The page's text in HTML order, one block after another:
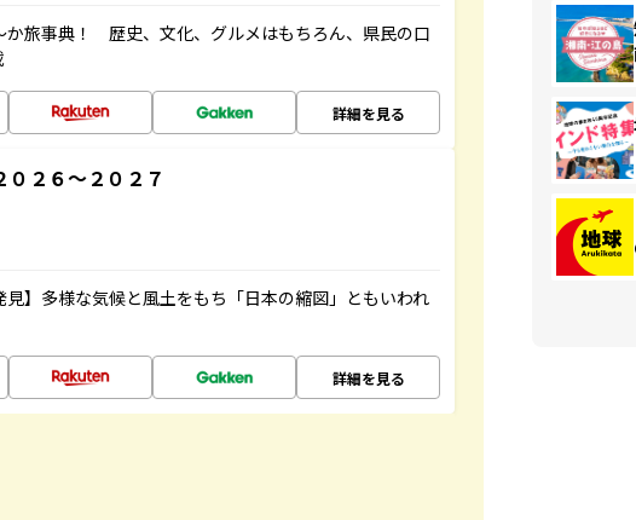
か旅事典！ 歴史、文化、グルメはもちろん、県民の口
詳細を見る
２６～２０２７
見】多様な気候と風土をもち「日本の縮図」ともいわれ
詳細を見る